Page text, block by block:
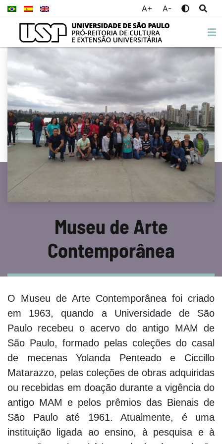
A+ A-
Museu de Arte
Contemporânea
O Museu de Arte Contemporânea foi criado
em 1963, quando a Universidade de São
Paulo recebeu o acervo do antigo MAM de
São Paulo, formado pelas coleções do casal
de mecenas Yolanda Penteado e Ciccillo
Matarazzo, pelas coleções de obras adquiridas
ou recebidas em doação durante a vigência do
antigo MAM e pelos prêmios das Bienais de
São Paulo até 1961. Atualmente, é uma
instituição ligada ao ensino, à pesquisa e à